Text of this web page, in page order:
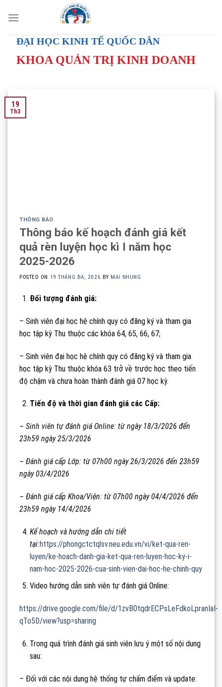
ĐẠI HỌC KINH TẾ QUỐC DÂN
KHOA QUẢN TRỊ KINH DOANH
19
Th3
THÔNG BÁO
Thông báo kế hoạch đánh giá kết
quả rèn luyện học kì I năm học
2025-2026
POSTED ON 19 THÁNG BA, 2026 BY MAI NHUNG
Đối tượng đánh giá:
– Sinh viên đại học hệ chính quy có đăng ký và tham gia
học tập kỳ Thu thuộc các khóa 64, 65, 66, 67;
– Sinh viên đại học hệ chính quy có đăng ký và tham gia
học tập kỳ Thu thuộc khóa 63 trở về trước học theo tiến
độ chậm và chưa hoàn thành đánh giá 07 học kỳ.
Tiến độ và thời gian đánh giá các Cấp:
– Sinh viên tự đánh giá Online: từ ngày 18/3/2026 đến
23h59 ngày 25/3/2026
– Đánh giá cấp Lớp: từ 07h00 ngày 26/3/2026 đến 23h59
ngày 03/4/2026
– Đánh giá cấp Khoa/Viện: từ 07h00 ngày 04/4/2026 đến
23h59 ngày 14/4/2026
Kế hoạch và hướng dẫn chi tiết
tại:https://phongctctqlsv.neu.edu.vn/vi/ket-qua-ren-
luyen/ke-hoach-danh-gia-ket-qua-ren-luyen-hoc-ky-i-
nam-hoc-2025-2026-cua-sinh-vien-dai-hoc-he-chinh-quy
Video hướng dẫn sinh viên tự đánh giá Online:
https://drive.google.com/file/d/1zvB0tqdrECPsLeFdkoLpranIaI-
qTo5D/view?usp=sharing
Trong quá trình đánh giá sinh viên lưu ý một số nội dung
sau:
– Đối với các nội dung hệ thống tự chấm điểm và update: